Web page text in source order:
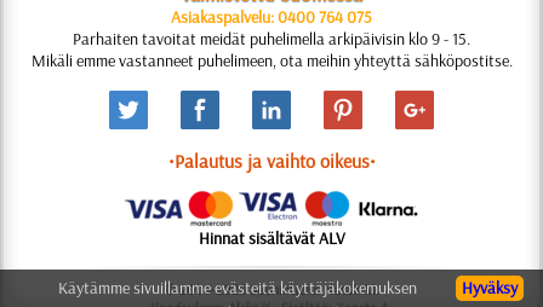
Asiakaspalvelu: 0400 764 075
Parhaiten tavoitat meidät puhelimella arkipäivisin klo 9 - 15.
Mikäli emme vastanneet puhelimeen, ota meihin yhteyttä sähköpostitse.
•Palautus ja vaihto oikeus•
Hinnat sisältävät ALV
© 2006-2025 Suunnittelu: Natali M.
Hyväksy
Käytämme sivuillamme evästeitä käyttäjäkokemuksen